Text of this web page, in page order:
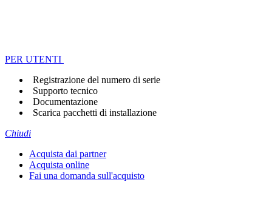
PER UTENTI
Registrazione del numero di serie
Supporto tecnico
Documentazione
Scarica pacchetti di installazione
Chiudi
Acquista dai partner
Acquista online
Fai una domanda sull'acquisto